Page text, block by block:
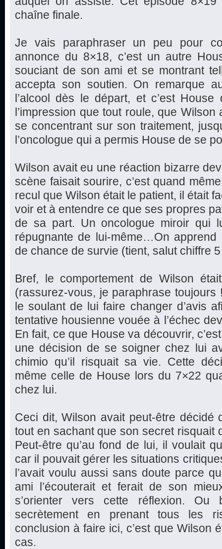
chaîne finale.
Je vais paraphraser un peu pour
annonce du 8×18, c’est un autre
souciant de son ami et se montrant
accepta son soutien. On remarque
l’alcool dès le départ, et c’est
l’impression que tout roule, que
se concentrant sur son traitement,
l’oncologue qui a permis House de se
Wilson avait eu une réaction bizarre
scène faisait sourire, c’est quand
recul que Wilson était le patient, il était
voir et à entendre ce que ses propres
de sa part. Un oncologue miroir qui
répugnante de lui-même…On
de chance de survie (tient, salut chiffre
Bref, le comportement de Wilson
(rassurez-vous, je paraphrase
le soulant de lui faire changer d’avis
tentative housienne vouée à l’échec
En fait, ce que House va découvrir,
une décision de se soigner chez lui
chimio qu’il risquait sa vie. Cette
même celle de House lors du 7×22
chez lui.
Ceci dit, Wilson avait peut-être décidé
tout en sachant que son secret risquait
Peut-être qu’au fond de lui, il voulait
car il pouvait gérer les situations
l’avait voulu aussi sans doute parce
ami l’écouterait et ferait de son
s’orienter vers cette réflexion.
secrètement en prenant tous les
conclusion à faire ici, c’est que Wilson
cas.